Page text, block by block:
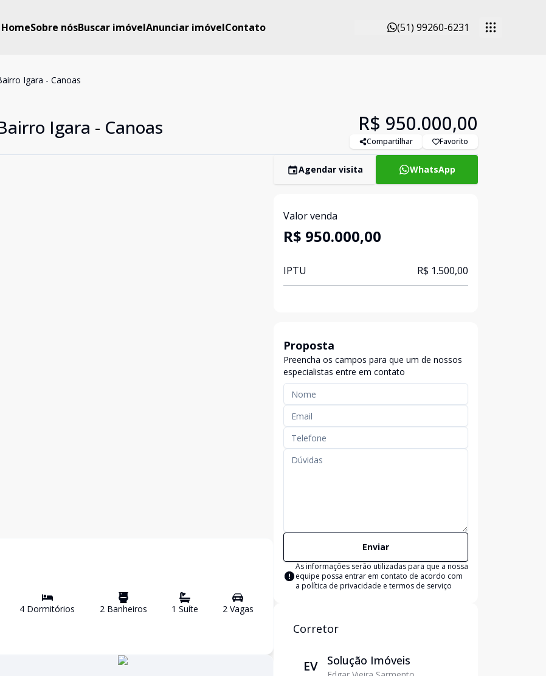
HomeSobre nósBuscar imóvelAnunciar imóvelContato (51) 99260-6231
Igara - Canoas
Igara - Canoas R$ 950.000,00
Compartilhar Favorito
4 Dormitórios 2Banheiros 1 Suíte 2Vagas
Agendar visita WhatsApp
Valor venda
R$ 950.000,00
IPTU R$ 1.500,00
Proposta
Preencha os campos para que um de nossos
especialistas entre em contato
Enviar
As informações serão utilizadas para que a nossa
equipe possa entrar em contato de acordo com
a política de privacidade e termos de serviço
Corretor
EV Solução Imóveis